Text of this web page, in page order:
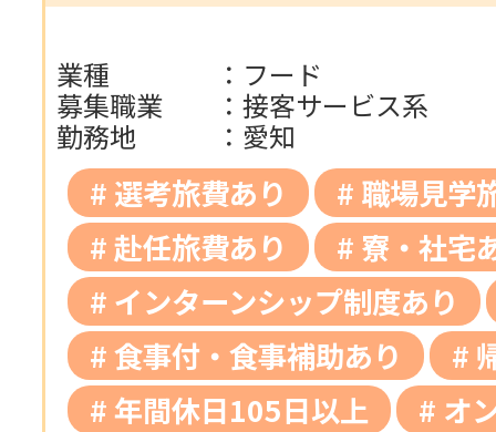
業種 ： フード
募集職業
：接客サービス系
勤務地
： 愛知
選考旅費あり
職場見学
赴任旅費あり
寮・社宅
インターンシップ制度あり
食事付・食事補助あり
年間休日105日以上
オ